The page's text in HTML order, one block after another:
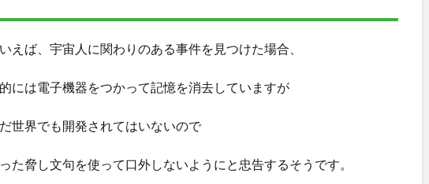
えば、宇宙人に関わりのある事件を見つけた場合、
には電子機器をつかって記憶を消去していますが
世界でも開発されてはいないので
た脅し文句を使って口外しないようにと忠告するそうです。